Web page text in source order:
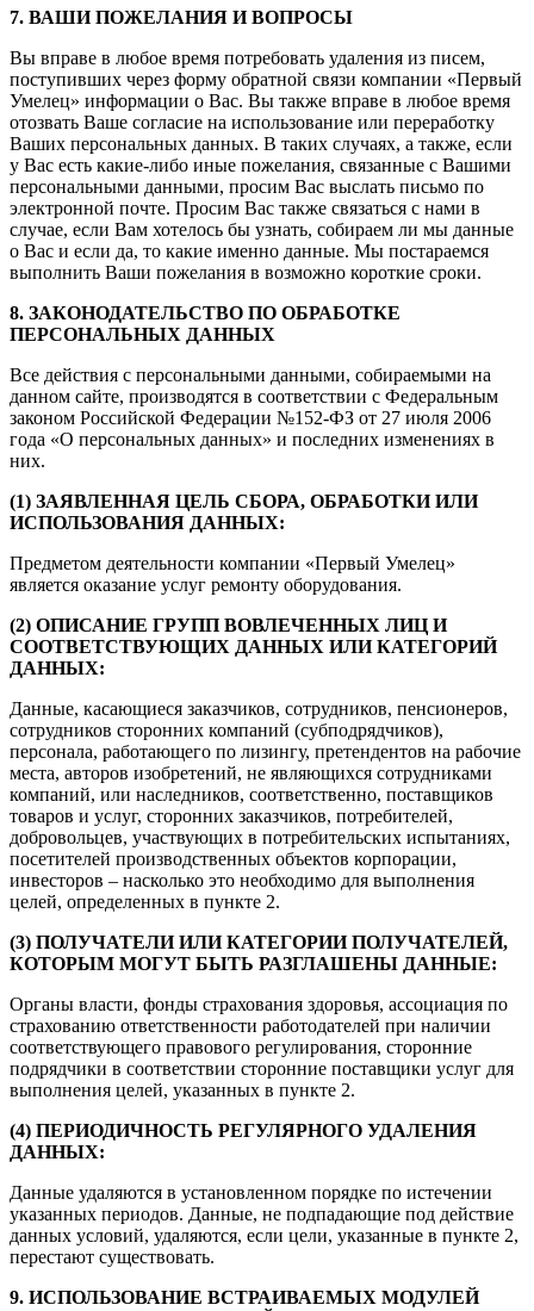
7. ВАШИ ПОЖЕЛАНИЯ И ВОПРОСЫ
Вы вправе в любое время потребовать удаления из писем,
поступивших через форму обратной связи компании «Первый
Умелец» информации о Вас. Вы также вправе в любое время
отозвать Ваше согласие на использование или переработку
Ваших персональных данных. В таких случаях, а также, если
у Вас есть какие-либо иные пожелания, связанные с Вашими
персональными данными, просим Вас выслать письмо по
электронной почте. Просим Вас также связаться с нами в
случае, если Вам хотелось бы узнать, собираем ли мы данные
о Вас и если да, то какие именно данные. Мы постараемся
выполнить Ваши пожелания в возможно короткие сроки.
8. ЗАКОНОДАТЕЛЬСТВО ПО ОБРАБОТКЕ
ПЕРСОНАЛЬНЫХ ДАННЫХ
Все действия с персональными данными, собираемыми на
данном сайте, производятся в соответствии с Федеральным
законом Российской Федерации №152-ФЗ от 27 июля 2006
года «О персональных данных» и последних изменениях в
них.
(1) ЗАЯВЛЕННАЯ ЦЕЛЬ СБОРА, ОБРАБОТКИ ИЛИ
ИСПОЛЬЗОВАНИЯ ДАННЫХ:
Предметом деятельности компании «Первый Умелец»
является оказание услуг ремонту оборудования.
(2) ОПИСАНИЕ ГРУПП ВОВЛЕЧЕННЫХ ЛИЦ И
СООТВЕТСТВУЮЩИХ ДАННЫХ ИЛИ КАТЕГОРИЙ
ДАННЫХ:
Данные, касающиеся заказчиков, сотрудников, пенсионеров,
сотрудников сторонних компаний (субподрядчиков),
персонала, работающего по лизингу, претендентов на рабочие
места, авторов изобретений, не являющихся сотрудниками
компаний, или наследников, соответственно, поставщиков
товаров и услуг, сторонних заказчиков, потребителей,
добровольцев, участвующих в потребительских испытаниях,
посетителей производственных объектов корпорации,
инвесторов – насколько это необходимо для выполнения
целей, определенных в пункте 2.
(3) ПОЛУЧАТЕЛИ ИЛИ КАТЕГОРИИ ПОЛУЧАТЕЛЕЙ,
КОТОРЫМ МОГУТ БЫТЬ РАЗГЛАШЕНЫ ДАННЫЕ:
Органы власти, фонды страхования здоровья, ассоциация по
страхованию ответственности работодателей при наличии
соответствующего правового регулирования, сторонние
подрядчики в соответствии сторонние поставщики услуг для
выполнения целей, указанных в пункте 2.
(4) ПЕРИОДИЧНОСТЬ РЕГУЛЯРНОГО УДАЛЕНИЯ
ДАННЫХ:
Данные удаляются в установленном порядке по истечении
указанных периодов. Данные, не подпадающие под действие
данных условий, удаляются, если цели, указанные в пункте 2,
перестают существовать.
9. ИСПОЛЬЗОВАНИЕ ВСТРАИВАЕМЫХ МОДУЛЕЙ